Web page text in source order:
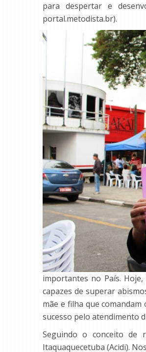
para despertar e
portal.metodista.br).
importantes no País.
capazes de superar
mãe e filha que
sucesso pelo atendimento
Seguindo o conceito de
Itaquaquecetuba (Acidi).